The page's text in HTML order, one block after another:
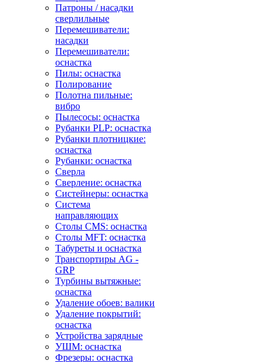
Патроны / насадки
сверлильные
Перемешиватели:
насадки
Перемешиватели:
оснастка
Пилы: оснастка
Полирование
Полотна пильные:
вибро
Пылесосы: оснастка
Рубанки PLP: оснастка
Рубанки плотницкие:
оснастка
Рубанки: оснастка
Сверла
Сверление: оснастка
Систейнеры: оснастка
Система
направляющих
Столы CMS: оснастка
Столы MFT: оснастка
Табуреты и оснастка
Транспортиры AG -
GRP
Турбины вытяжные:
оснастка
Удаление обоев: валики
Удаление покрытий:
оснастка
Устройства зарядные
УШМ: оснастка
Фрезеры: оснастка